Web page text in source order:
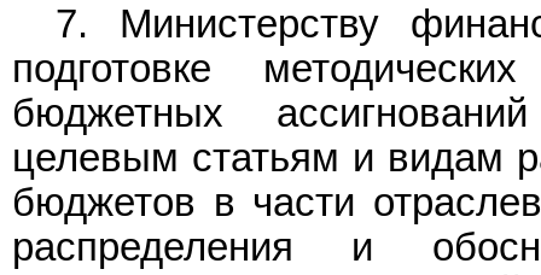
7. Министерству
подготовке
бюджетных
целевым статьям и видам
бюджетов в части
распределения и